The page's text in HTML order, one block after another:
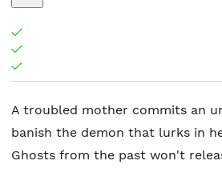
A troubled mother commits an
banish the demon that lurks in
Ghosts from the past won't